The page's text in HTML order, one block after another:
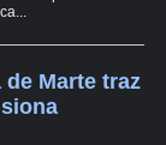
Marte traz